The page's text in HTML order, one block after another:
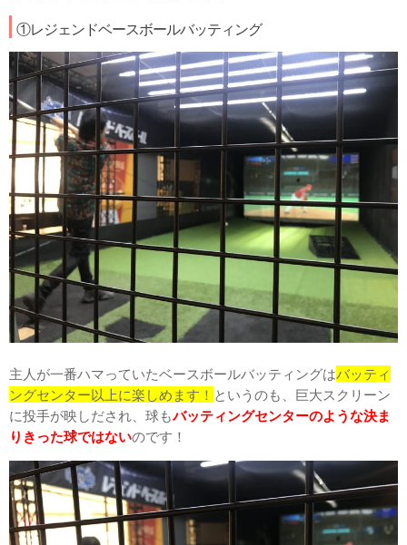
①レジェンドベースボールバッティング
主人が一番ハマっていたベースボールバッティングはバッティ
ングセンター以上に楽しめます！ というのも、巨大スクリーン
に投手が映しだされ、球もバッティングセンターのような決ま
りきった球ではないのです！